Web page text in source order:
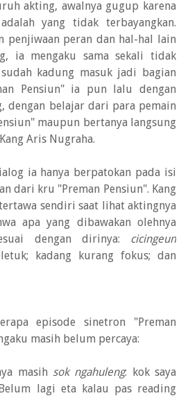
akting, awalnya gugup karena
yang tidak terbayangkan.
penjiwaan peran dan hal-hal lain
ia mengaku sama sekali tidak
kadung masuk jadi bagian
Pensiun" ia pun lalu dengan
dengan belajar dari para pemain
maupun bertanya langsung
Aris Nugraha.
ia hanya berpatokan pada isi
dari kru "Preman Pensiun". Kang
sendiri saat lihat aktingnya
apa yang dibawakan olehnya
dengan dirinya: cicingeun
kadang kurang fokus; dan
episode sinetron "Preman
masih belum percaya:
masih sok ngahuleng: kok saya
lagi eta kalau pas reading